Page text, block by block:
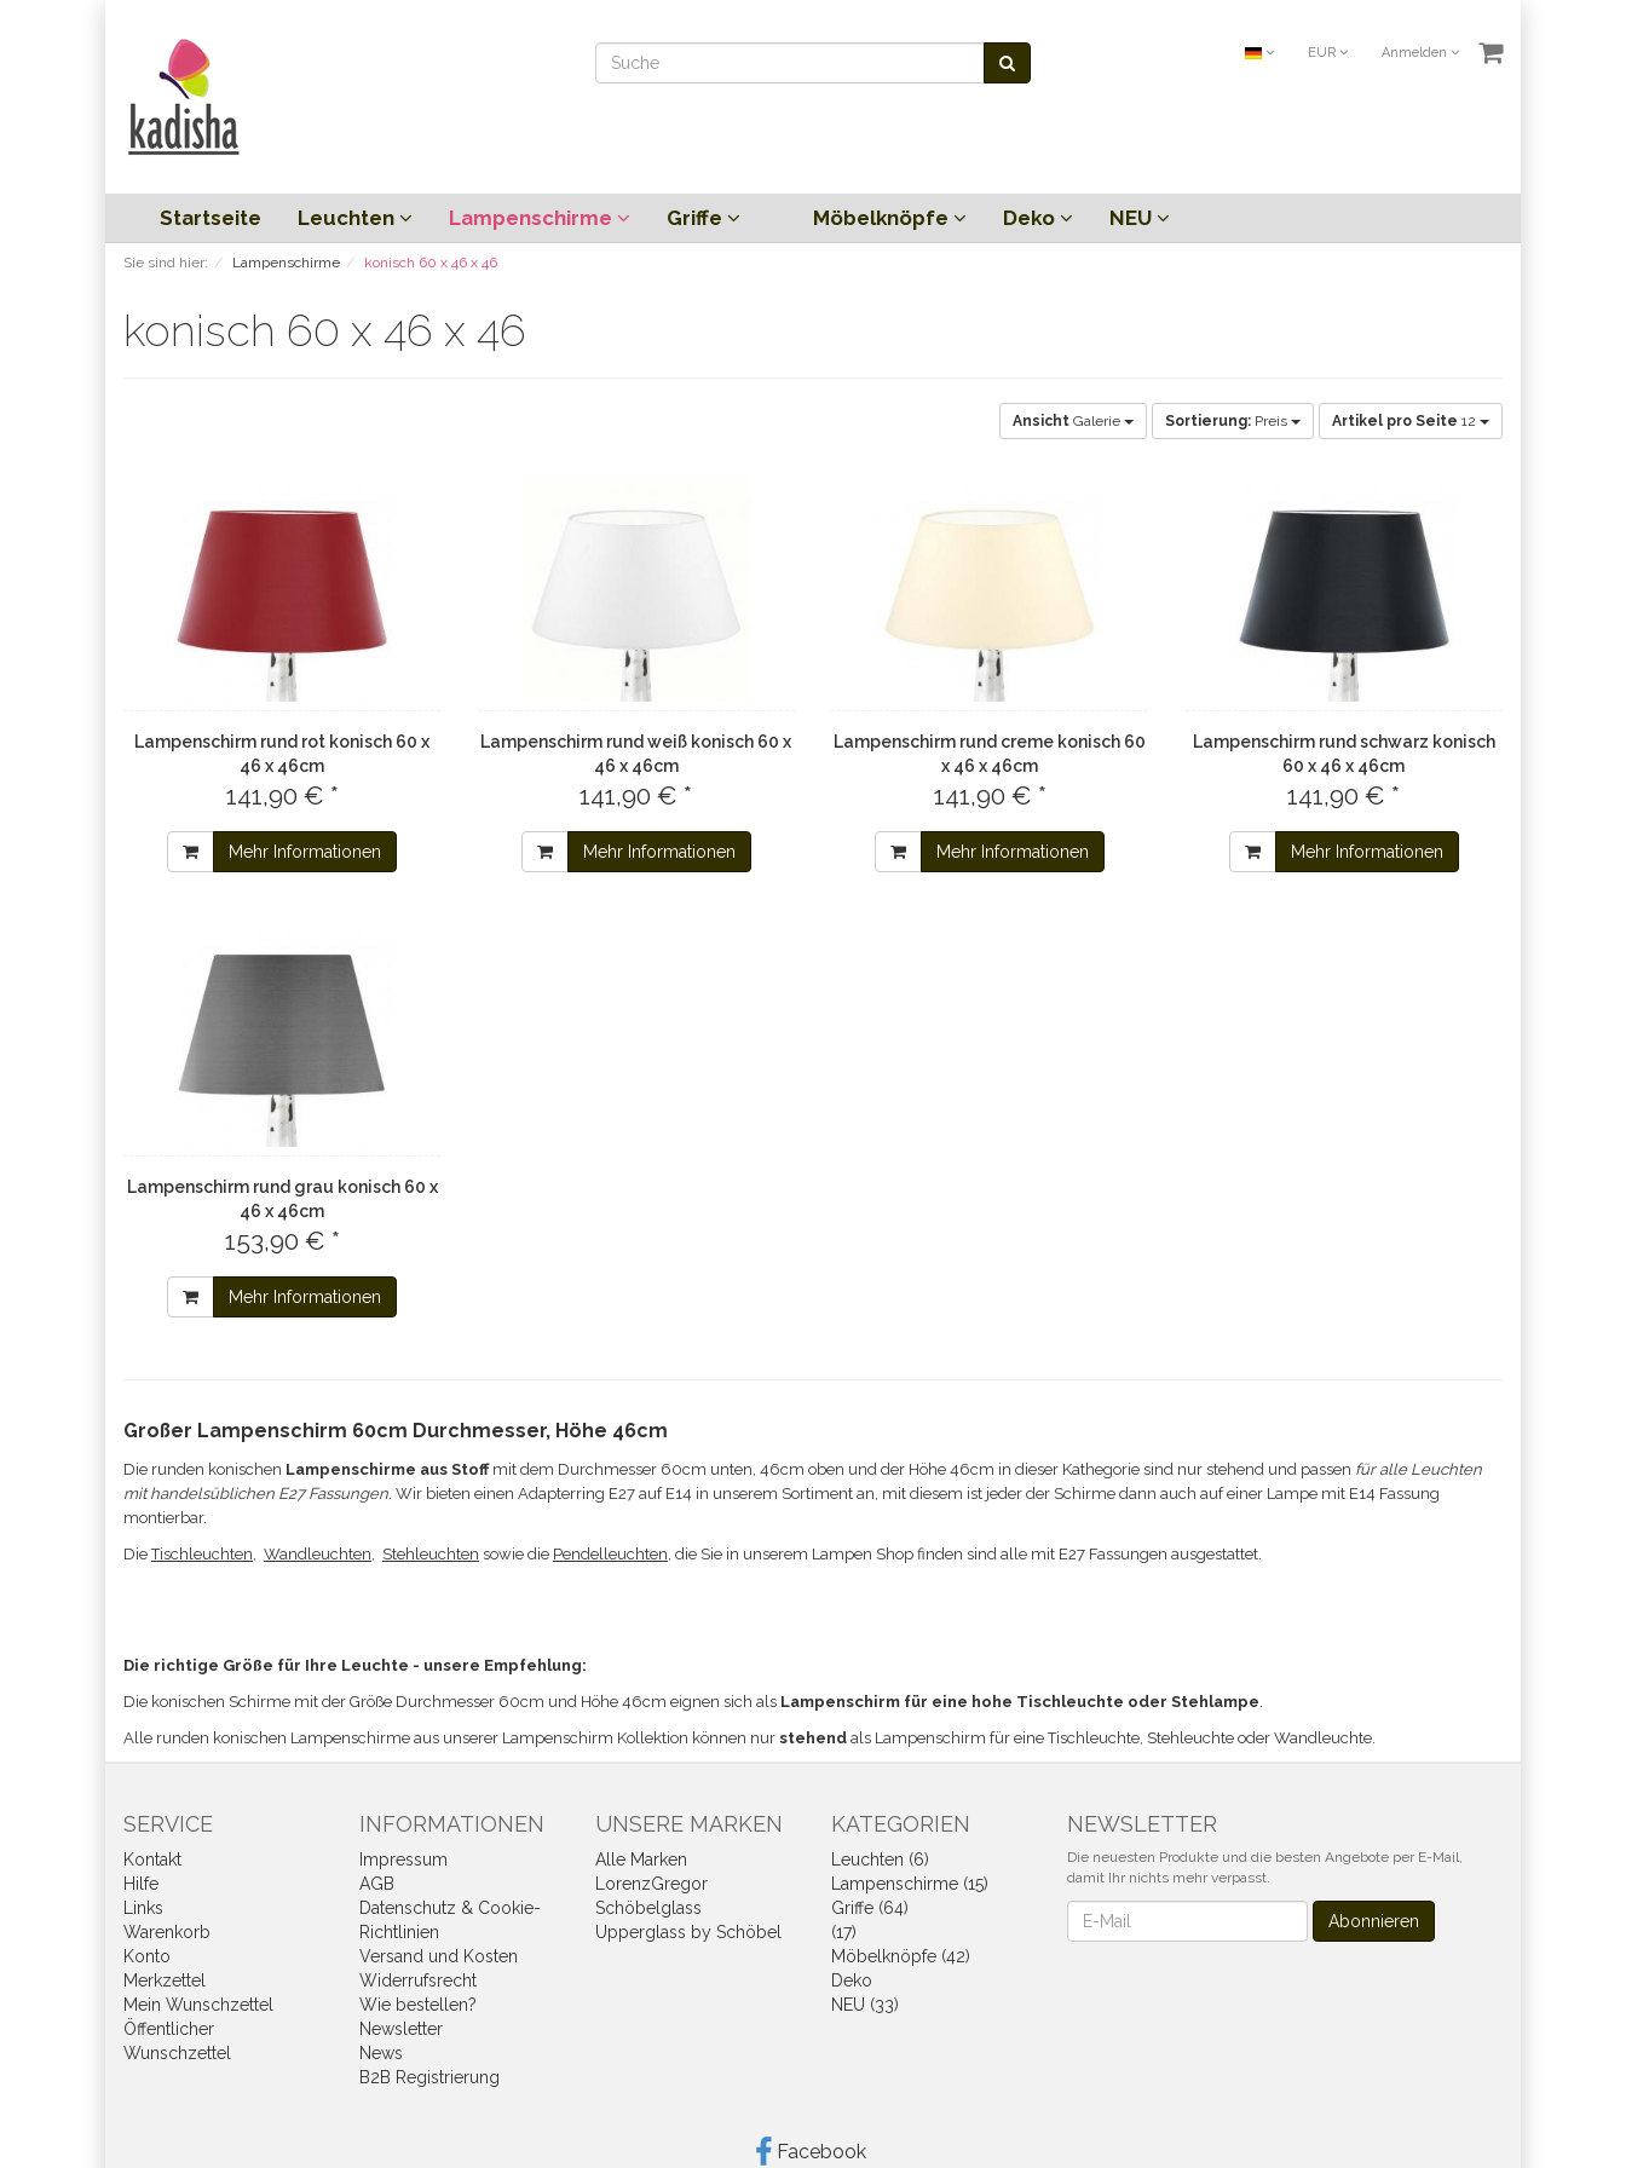
EUR Anmelden
Startseite Leuchten Lampenschirme Griffe Möbelknöpfe Deko NEU
Sie sind hier: Lampenschirme konisch 60 x 46 x 46
konisch 60 x 46 x 46
Ansicht Galerie Sortierung: Preis Artikel pro Seite 12
Lampenschirm rund rot konisch 60 x
46 x 46cm
141,90 € *
Mehr Informationen
Lampenschirm rund weiß konisch 60 x
46 x 46cm
141,90 € *
Mehr Informationen
Lampenschirm rund creme konisch 60
x 46 x 46cm
141,90 € *
Mehr Informationen
Lampenschirm rund schwarz konisch
60 x 46 x 46cm
141,90 € *
Mehr Informationen
Lampenschirm rund grau konisch 60 x
46 x 46cm
153,90 € *
Mehr Informationen
Großer Lampenschirm 60cm Durchmesser, Höhe 46cm
Die runden konischen Lampenschirme aus Stoffmit dem Durchmesser 60cm unten, 46cm oben und der Höhe 46cm in dieser Kathegorie sind nur stehend und passen für alle Leuchten
mit handelsüblichen E27 Fassungen. Wir bieten einen Adapterring E27 auf E14 in unserem Sortiment an, mit diesem ist jeder der Schirme dann auch auf einer Lampe mit E14 Fassung
montierbar.
DieTischleuchten, Wandleuchten, Stehleuchten sowie die Pendelleuchten, die Sie in unserem Lampen Shop finden sind alle mit E27 Fassungen ausgestattet.
Die richtige Größe für Ihre Leuchte - unsere Empfehlung:
Die konischen Schirme mit der Größe Durchmesser 60cm und Höhe 46cm eignen sich als Lampenschirm für eine hohe Tischleuchte oder Stehlampe.
Alle runden konischen Lampenschirme aus unserer Lampenschirm Kollektion können nur stehend als Lampenschirm für eine Tischleuchte, Stehleuchte oder Wandleuchte.
SERVICE
Kontakt
Hilfe
Links
Warenkorb
Konto
Merkzettel
Mein Wunschzettel
Öffentlicher
Wunschzettel
INFORMATIONEN
Impressum
AGB
Datenschutz & Cookie-
Richtlinien
Versand und Kosten
Widerrufsrecht
Wie bestellen?
Newsletter
News
B2B Registrierung
UNSERE MARKEN
Alle Marken
LorenzGregor
Schöbelglass
Upperglass by Schöbel
KATEGORIEN
Leuchten (6)
Lampenschirme (15)
Griffe (64)
(17)
Möbelknöpfe (42)
Deko
NEU (33)
NEWSLETTER
Die neuesten Produkte und die besten Angebote per E-Mail,
damit Ihr nichts mehr verpasst.
Newsletter Abonnieren
Facebook